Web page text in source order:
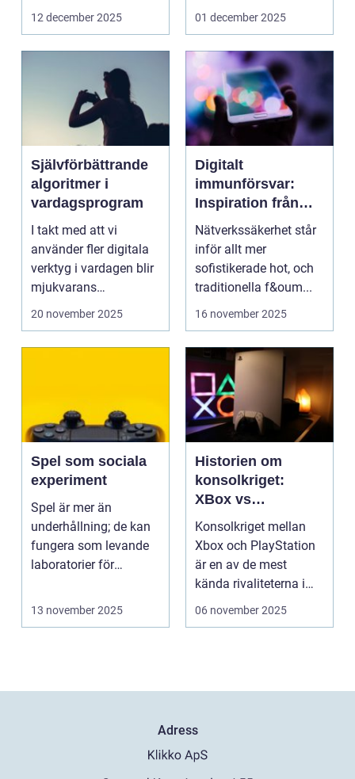
12 december 2025
hela v...
01 december 2025
Självförbättrande
algoritmer i
vardagsprogram
I takt med att vi
använder fler digitala
verktyg i vardagen blir
mjukvarans
anpassningsför...
20 november 2025
Digitalt
immunförsvar:
Inspiration från
biologiska system
för att stärka
nätverkssäkerhet
Nätverkssäkerhet står
inför allt mer
sofistikerade hot, och
traditionella f&oum...
16 november 2025
Spel som sociala
experiment
Spel är mer än
underhållning; de kan
fungera som levande
laboratorier för
13 november 2025
Historien om
konsolkriget:
XBox vs
PlayStation
Konsolkriget mellan
Xbox och PlayStation
är en av de mest
kända rivaliteterna i
spelvä...
06 november 2025
Adress